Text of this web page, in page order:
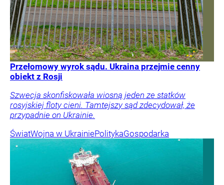
Przełomowy wyrok sądu. Ukraina przejmie cenny
obiekt z Rosji
Szwecja skonfiskowała wiosną jeden ze statków
rosyjskiej floty cieni. Tamtejszy sąd zdecydował, że
przypadnie on Ukrainie.
ŚwiatWojna w UkrainiePolitykaGospodarka